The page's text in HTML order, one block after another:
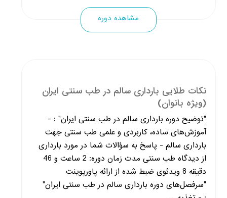
مشاهده دوره
نکات طلایی بارداری سالم در طب سنتی ایران
(ویژه بانوان)
"توضیح دوره بارداری سالم در طب سنتی ایران" : -
آموزش‌های ساده، کاربردی و علمی طب سنتی جهت
بارداری سالم - پاسخ به سؤالات شما در مورد بارداری
از دیدگاه طب سنتی مدت زمان دوره: 2 ساعت و 46
دقیقه 8 ویدئوی ضبط شده از ارائه پاورپوینت
"سرفصل‌های دوره بارداری سالم در طب سنتی ایران"